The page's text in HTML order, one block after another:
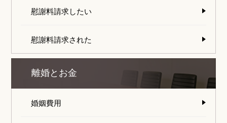
慰謝料請求したい
慰謝料請求された
離婚とお金
婚姻費用